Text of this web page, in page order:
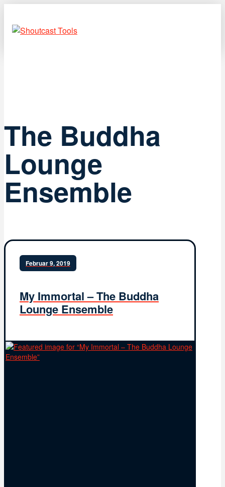
The Buddha
Lounge
Ensemble
Februar 9, 2019
My Immortal – The Buddha
Lounge Ensemble